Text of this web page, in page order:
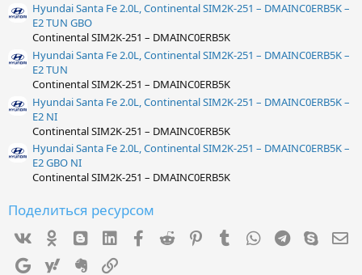
Hyundai Santa Fe 2.0L, Continental SIM2K-251 – DMAINC0ERB5K –
E2 TUN GBO
Continental SIM2K-251 – DMAINC0ERB5K
Hyundai Santa Fe 2.0L, Continental SIM2K-251 – DMAINC0ERB5K –
E2 TUN
Continental SIM2K-251 – DMAINC0ERB5K
Hyundai Santa Fe 2.0L, Continental SIM2K-251 – DMAINC0ERB5K –
E2 NI
Continental SIM2K-251 – DMAINC0ERB5K
Hyundai Santa Fe 2.0L, Continental SIM2K-251 – DMAINC0ERB5K –
E2 GBO NI
Continental SIM2K-251 – DMAINC0ERB5K
Поделиться ресурсом
Ok mes_blogger
Linked InFacebook
Reddit PinterestTumblr WhatsAppTelegram
Skype
Google Yahoo Evernote